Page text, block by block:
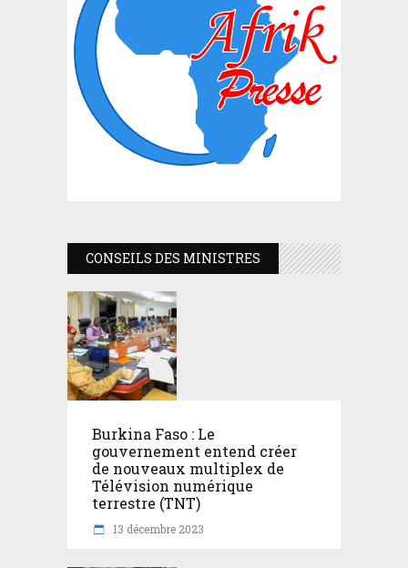
CONSEILS DES MINISTRES
Burkina Faso : Le
gouvernement entend créer
de nouveaux multiplex de
Télévision numérique
terrestre (TNT)
13 décembre 2023